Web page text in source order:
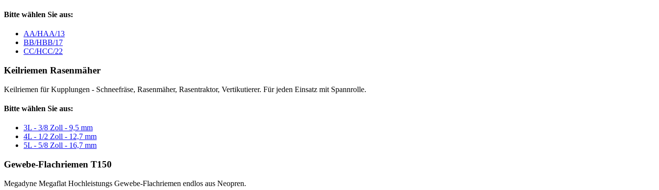
Bitte wählen Sie aus:
AA/HAA/13
BB/HBB/17
CC/HCC/22
Keilriemen Rasenmäher
Keilriemen für Kupplungen - Schneefräse, Rasenmäher, Rasentraktor, Vertikutierer. Für jeden Einsatz mit Spannrolle.
Bitte wählen Sie aus:
3L - 3/8 Zoll - 9,5 mm
4L - 1/2 Zoll - 12,7 mm
5L - 5/8 Zoll - 16,7 mm
Gewebe-Flachriemen T150
Megadyne Megaflat Hochleistungs Gewebe-Flachriemen endlos aus Neopren.